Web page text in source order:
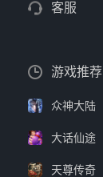
客服
游戏推荐
众神大陆
大话仙途
天尊传奇